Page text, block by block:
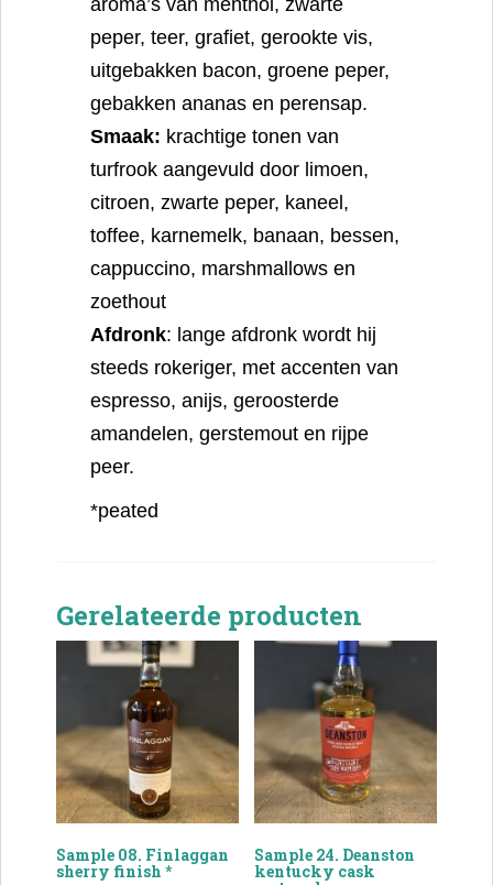
peper, teer, grafiet, gerookte vis,
uitgebakken bacon, groene peper,
gebakken ananas en perensap.
Smaak: krachtige tonen van
turfrook aangevuld door limoen,
citroen, zwarte peper, kaneel,
toffee, karnemelk, banaan, bessen,
cappuccino, marshmallows en
zoethout
Afdronk: lange afdronk wordt hij
steeds rokeriger, met accenten van
espresso, anijs, geroosterde
amandelen, gerstemout en rijpe
peer.
*peated
Gerelateerde producten
Sample 08. Finlaggan
sherry finish *
Sample 24. Deanston
kentucky cask